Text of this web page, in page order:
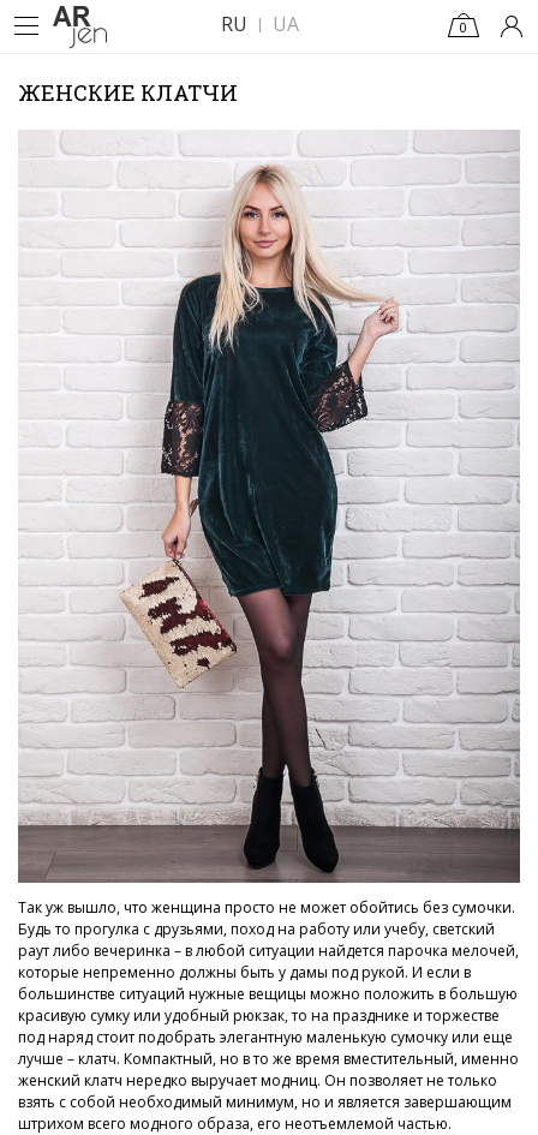
RU UA 0
ЖЕНСКИЕ КЛАТЧИ
Так уж вышло, что женщина просто не может обойтись без сумочки.
Будь то прогулка с друзьями, поход на работу или учебу, светский
раут либо вечеринка – в любой ситуации найдется парочка мелочей,
которые непременно должны быть у дамы под рукой. И если в
большинстве ситуаций нужные вещицы можно положить в большую
красивую сумку или удобный рюкзак, то на празднике и торжестве
под наряд стоит подобрать элегантную маленькую сумочку или еще
лучше – клатч. Компактный, но в то же время вместительный, именно
женский клатч нередко выручает модниц. Он позволяет не только
взять с собой необходимый минимум, но и является завершающим
штрихом всего модного образа, его неотъемлемой частью.